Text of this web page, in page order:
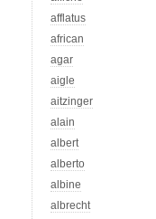
afflatus
african
agar
aigle
aitzinger
alain
albert
alberto
albine
albrecht